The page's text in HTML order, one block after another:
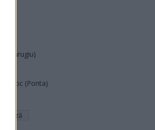
(Surugiu)
Loc (Ponta)